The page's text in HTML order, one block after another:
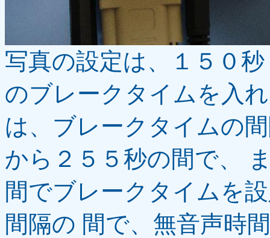
写真の設定は、１５０
のブレークタイムを入
は、ブレークタイムの
から２５５秒の間で、
間でブレークタイムを
間隔の 間で、無音声時